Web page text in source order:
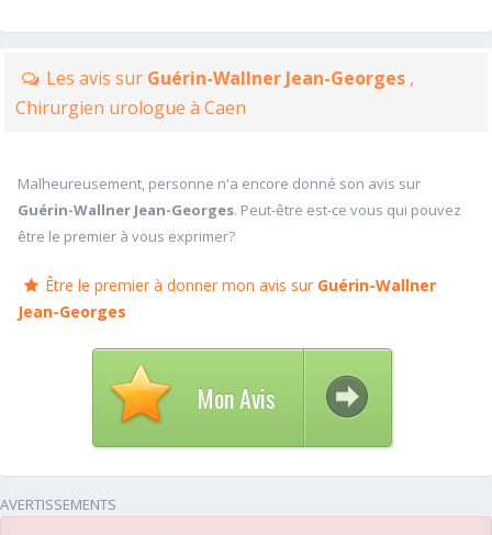
Les avis sur Guérin-Wallner Jean-Georges ,
Chirurgien urologue à Caen
Malheureusement, personne n'a encore donné son avis sur
Guérin-Wallner Jean-Georges. Peut-être est-ce vous qui pouvez
être le premier à vous exprimer?
Être le premier à donner mon avis sur Guérin-Wallner
Jean-Georges
Mon Avis
AVERTISSEMENTS